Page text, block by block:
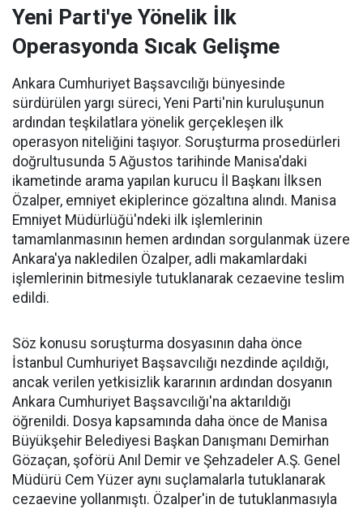
Yeni Parti'ye Yönelik İlk
Operasyonda Sıcak Gelişme
Ankara Cumhuriyet Başsavcılığı bünyesinde
sürdürülen yargı süreci, Yeni Parti'nin kuruluşunun
ardından teşkilatlara yönelik gerçekleşen ilk
operasyon niteliğini taşıyor. Soruşturma prosedürleri
doğrultusunda 5 Ağustos tarihinde Manisa'daki
ikametinde arama yapılan kurucu İl Başkanı İlksen
Özalper, emniyet ekiplerince gözaltına alındı. Manisa
Emniyet Müdürlüğü'ndeki ilk işlemlerinin
tamamlanmasının hemen ardından sorgulanmak üzere
Ankara'ya nakledilen Özalper, adli makamlardaki
işlemlerinin bitmesiyle tutuklanarak cezaevine teslim
edildi.
Söz konusu soruşturma dosyasının daha önce
İstanbul Cumhuriyet Başsavcılığı nezdinde açıldığı,
ancak verilen yetkisizlik kararının ardından dosyanın
Ankara Cumhuriyet Başsavcılığı'na aktarıldığı
öğrenildi. Dosya kapsamında daha önce de Manisa
Büyükşehir Belediyesi Başkan Danışmanı Demirhan
Gözaçan, şoförü Anıl Demir ve Şehzadeler A.Ş. Genel
Müdürü Cem Yüzer aynı suçlamalarla tutuklanarak
cezaevine yollanmıştı. Özalper'in de tutuklanmasıyla